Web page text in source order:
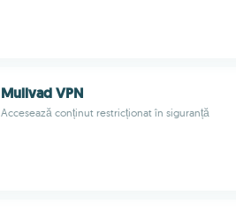
Mullvad VPN
Accesează conținut restricționat în siguranță